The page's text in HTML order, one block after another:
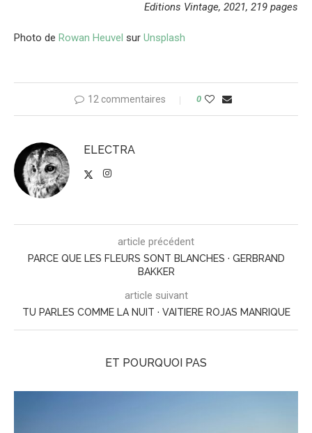
Editions Vintage, 2021, 219 pages
Photo de Rowan Heuvel sur Unsplash
12 commentaires 0
ELECTRA
article précédent
PARCE QUE LES FLEURS SONT BLANCHES · GERBRAND
BAKKER
article suivant
TU PARLES COMME LA NUIT · VAITIERE ROJAS MANRIQUE
ET POURQUOI PAS